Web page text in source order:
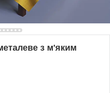
з м'яким